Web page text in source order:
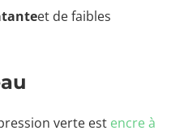
et de faibles
verte est encre à